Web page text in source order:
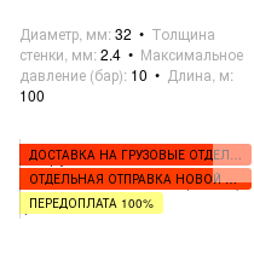
Диаметр, мм 32
Толщина
стенки, мм 2.4
Максимальное
давление (бар) 10
Длина, м
100
ДОСТАВКА НА ГРУЗОВЫЕ ОТДЕЛЕНИЯ
ОТДЕЛЬНАЯ ОТПРАВКА НОВОЙ ПОЧТОЙ
ПЕРЕДОПЛАТА 100%